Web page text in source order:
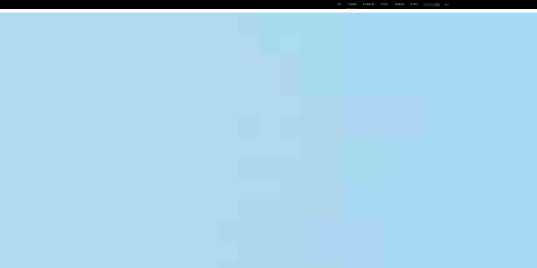
首页 产品及服务 行业解决方案 合作伙伴 投资者关系 关于我们 中EN